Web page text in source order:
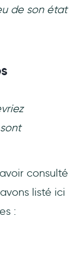
de son état
consulté
listé ici
: